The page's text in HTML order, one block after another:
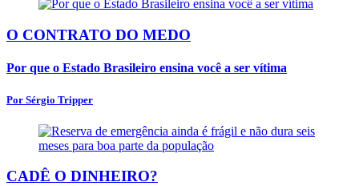
O CONTRATO DO MEDO
Por que o Estado Brasileiro ensina você a ser vítima
Por Sérgio Tripper
CADÊ O DINHEIRO?